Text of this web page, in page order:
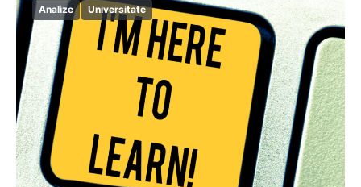
Analize Universitate